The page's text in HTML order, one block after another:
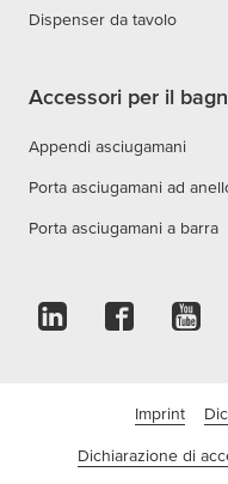
Dispenser da tavolo
Accessori per il
Appendi asciugamani
Porta asciugamani ad
Porta asciugamani a barra
Imprint
Dichiarazione di